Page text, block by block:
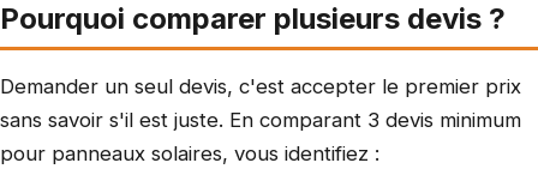
Pourquoi comparer plusieurs devis ?
Demander un seul devis, c'est accepter le premier prix
sans savoir s'il est juste. En comparant 3 devis minimum
pour panneaux solaires, vous identifiez :